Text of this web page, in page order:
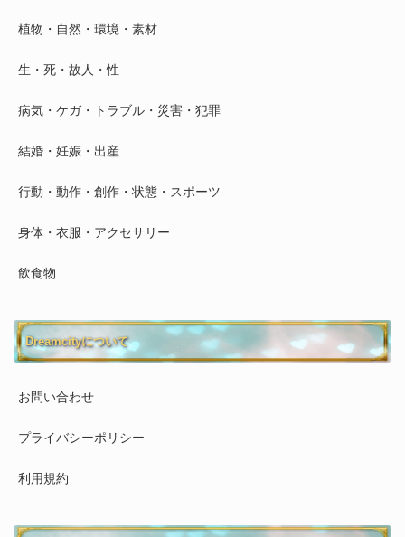
植物・自然・環境・素材
生・死・故人・性
病気・ケガ・トラブル・災害・犯罪
結婚・妊娠・出産
行動・動作・創作・状態・スポーツ
身体・衣服・アクセサリー
飲食物
Dreamcityについて
お問い合わせ
プライバシーポリシー
利用規約